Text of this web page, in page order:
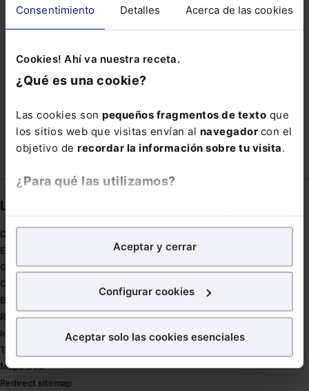
Consentimiento Detalles Acerca de las cookies
Cookies! Ahí va nuestra receta.
¿Qué es una cookie?
Las cookies son pequeños fragmentos de texto que
los sitios web que visitas envían al navegador con el
objetivo de recordar la información sobre tu visita.
¿Para qué las utilizamos?
analíticospara tratar demejorar tu experienciaen
nuestra página web. También con fines publicitarios,
para poder mostrarte publicidad y contenidos de tu
¿Qué puedes hacer?
en la web sea óptima
Puedesaceptar solo las esenciales
Aceptar y cerrar
Configurar cookies
Aceptar solo las cookies esenciales
PRÉSTAMOS HIPOTECARIO
MUJERES CON DISCAPACIDAD
QUEJA REGULACIÓN DE EMPLEO
SUCESIÓN UXORIO VIAJE
Links directos
Coronavirus
Estudio de salud abogacía
Gestión de despachos
Compliance
Buenas Prácticas Tributarias
RGPD
Innovación
Tesauro
Mapa web
Redirect sitemap